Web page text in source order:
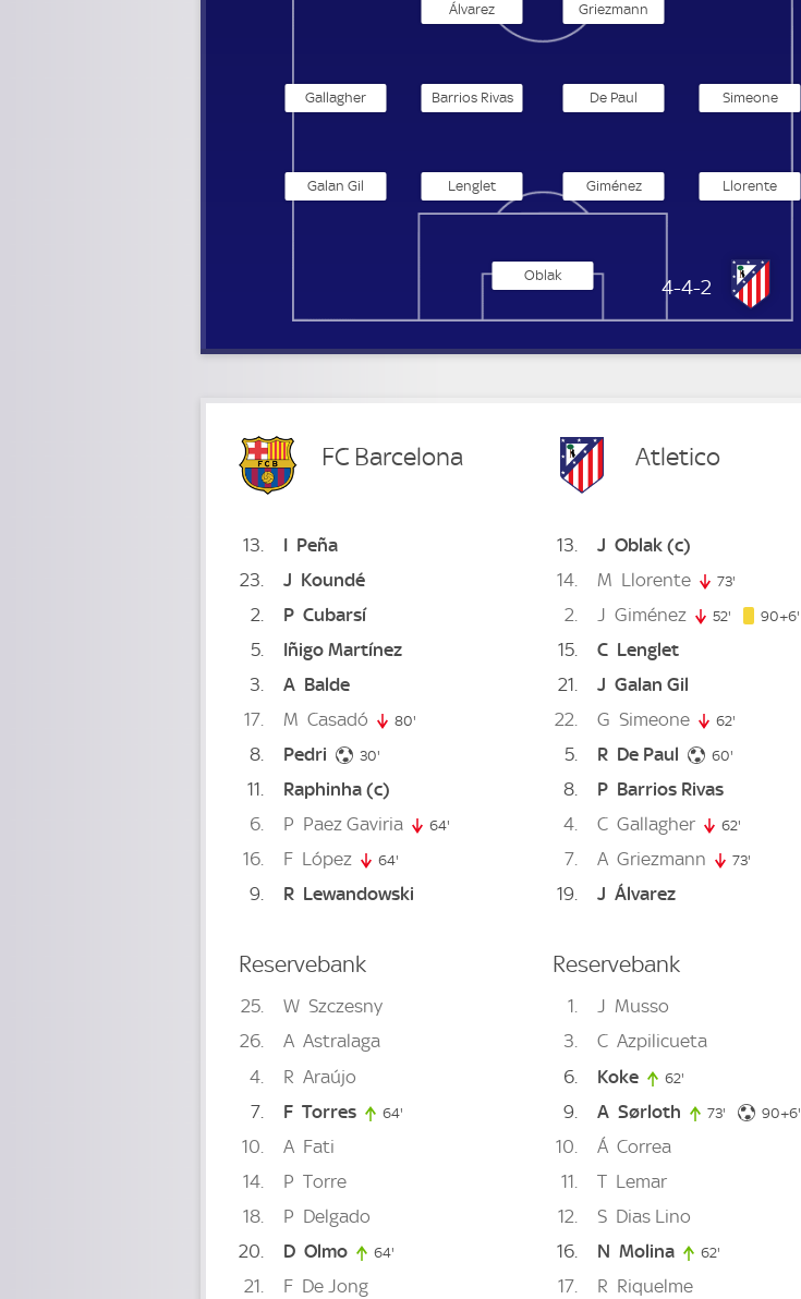
Atletico Madrid
4-4-2
Oblak
Llorente
Giménez
Lenglet
Galan Gil
Simeone
De Paul
Barrios Rivas
Gallagher
Griezmann
Álvarez
FC Barcelona
13 I Peña
23
J Koundé
2
P Cubarsí
5
Iñigo Martínez
3
A Balde
17
M Casadó 80'
8 Pedri 30'
11 Raphinha(c)
6
P Paez Gaviria 64'
16 F López 64'
9 R Lewandowski
Reservebank
25 W Szczesny
26
A Astralaga
4
R Araújo
7
F Torres 64'
10 A Fati
14
P Torre
18
P Delgado
20
D Olmo 64'
21 F De Jong
Atletico
13 J Oblak(c)
14
M Llorente 73'
2 J Giménez 52' 52. minute
90+6'
15 C Lenglet
21
J Galan Gil
22
G Simeone 62'
5 R De Paul 60'
8 P Barrios Rivas
4
C Gallagher 62'
7 A Griezmann 73'
19 J Álvarez
Reservebank
1 J Musso
3
C Azpilicueta
6
Koke 62'
9 A Sørloth 73' 73. minute
90+6'
10 Á Correa
11
T Lemar
12
S Dias Lino
16
N Molina 62'
17 R Riquelme